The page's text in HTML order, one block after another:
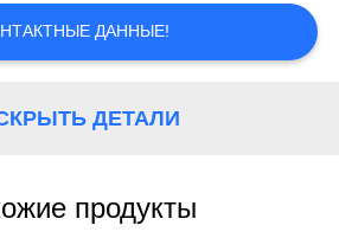
ДАННЫЕ!
ДЕТАЛИ
продукты